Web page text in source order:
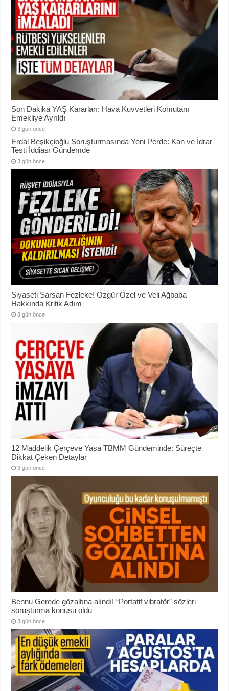
Son Dakika YAŞ Kararları: Hava Kuvvetleri Komutanı
Emekliye Ayrıldı
3 gün önce
Erdal Beşikçioğlu Soruşturmasında Yeni Perde: Kan ve İdrar
Testi İddiası Gündemde
3 gün önce
Siyaseti Sarsan Fezleke! Özgür Özel ve Veli Ağbaba
Hakkında Kritik Adım
3 gün önce
12 Maddelik Çerçeve Yasa TBMM Gündeminde: Süreçte
Dikkat Çeken Detaylar
3 gün önce
Bennu Gerede gözaltına alındı! “Portatif vibratör” sözleri
soruşturma konusu oldu
3 gün önce